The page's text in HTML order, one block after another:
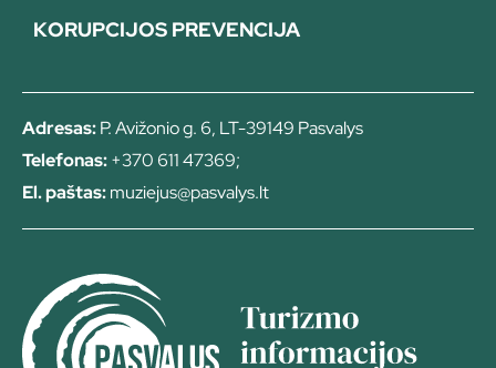
KORUPCIJOS PREVENCIJA
Adresas:P. Avižonio g. 6, LT-39149 Pasvalys
Telefonas:+370 611 47369;
El. paštas:muziejus@pasvalys.lt